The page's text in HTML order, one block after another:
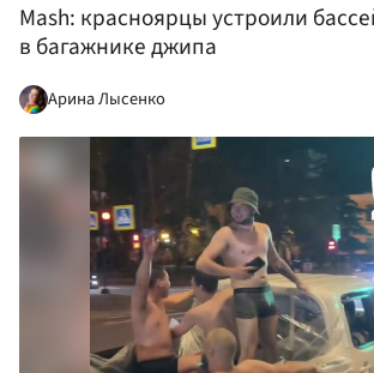
Mash: красноярцы устроили
в багажнике джипа
Арина Лысенко